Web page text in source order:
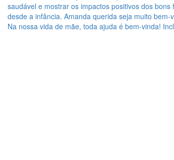
Na nossa vida de mãe, toda ajuda é bem-vinda! Incl